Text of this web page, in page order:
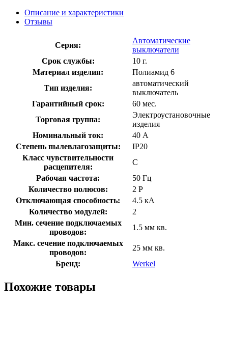
Описание и характеристики
Отзывы
Серия:
Автоматические
выключатели
Срок службы:
10 г.
Материал изделия:
Полиамид 6
Тип изделия:
автоматический
выключатель
Гарантийный срок:
60 мес.
Торговая группа:
Электроустановочные
изделия
Номинальный ток:
40 А
Степень пылевлагозащиты:
IP20
Класс чувствительности
расцепителя:
С
Рабочая частота:
50 Гц
Количество полюсов:
2 P
Отключающая способность:
4.5 кА
Количество модулей:
2
Мин. сечение подключаемых
проводов:
1.5 мм кв.
Макс. сечение подключаемых
проводов:
25 мм кв.
Бренд:
Werkel
Похожие товары